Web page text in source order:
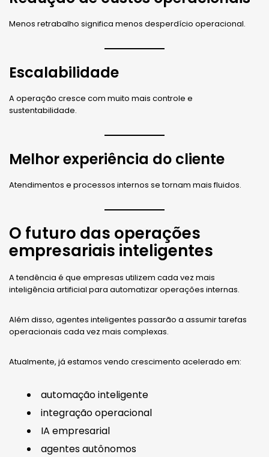
Menos retrabalho significa menos desperdício operacional.
Escalabilidade
A operação cresce com muito mais controle e
sustentabilidade.
Melhor experiência do cliente
Atendimentos e processos internos se tornam mais fluidos.
O futuro das operações
empresariais inteligentes
A tendência é que empresas utilizem cada vez mais
inteligência artificial para automatizar operações internas.
Além disso, agentes inteligentes passarão a assumir tarefas
operacionais cada vez mais complexas.
Atualmente, já estamos vendo crescimento acelerado em:
automação inteligente
integração operacional
IA empresarial
agentes autônomos